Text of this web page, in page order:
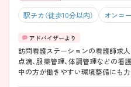
駅チカ（徒歩10分以内） オンコ
訪問看護ステーションの看護師求
点滴、服薬管理、体調管理などの看
中の方が働きやすい環境整備にも